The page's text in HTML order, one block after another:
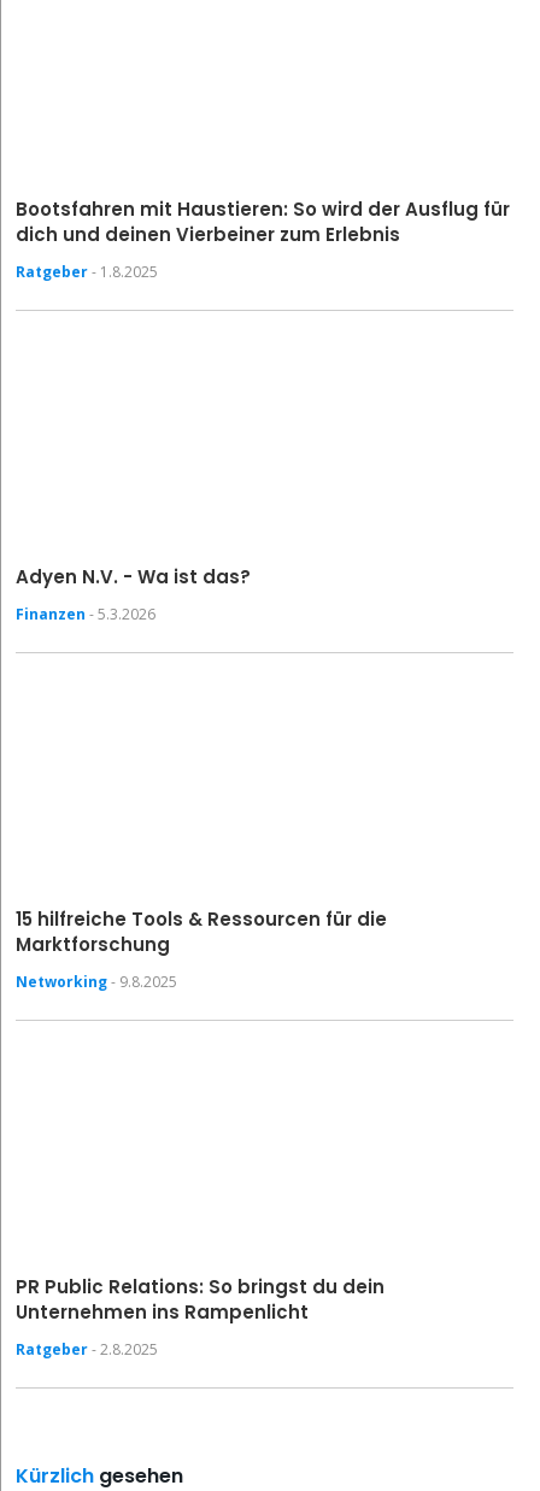
Bootsfahren mit Haustieren: So wird der Ausflug für
dich und deinen Vierbeiner zum Erlebnis
Ratgeber- 1.8.2025
Adyen N.V. - Wa ist das?
Finanzen - 5.3.2026
15 hilfreiche Tools & Ressourcen für die
Marktforschung
Networking- 9.8.2025
PR Public Relations: So bringst du dein
Unternehmen ins Rampenlicht
Ratgeber- 2.8.2025
Kürzlich gesehen